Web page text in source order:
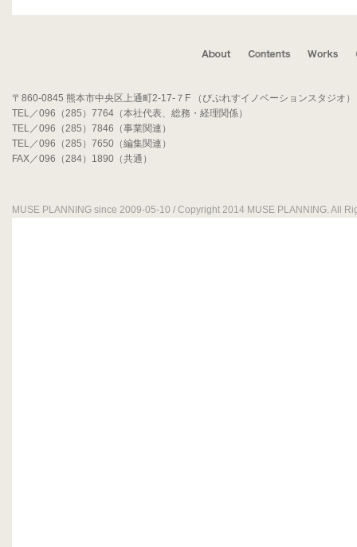
〒860-0845 熊本市中央区上通町2-17-７F （びぷれすイノベーションスタジオ）
TEL／096（285）7764（本社代表、総務・経理関係）
TEL／096（285）7846（事業関連）
TEL／096（285）7650（編集関連）
FAX／096（284）1890（共通）
MUSE PLANNING since 2009-05-10 / Copyright 2014 MUSE PLANNING. All